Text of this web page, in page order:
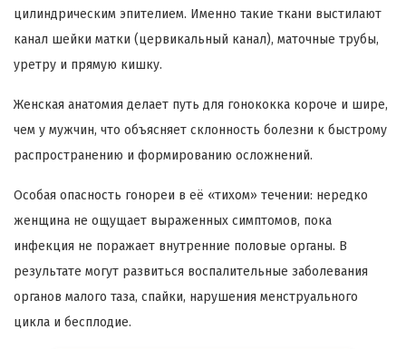
цилиндрическим эпителием. Именно такие ткани выстилают
канал шейки матки (цервикальный канал), маточные трубы,
уретру и прямую кишку.
Женская анатомия делает путь для гонококка короче и шире,
чем у мужчин, что объясняет склонность болезни к быстрому
распространению и формированию осложнений.
Особая опасность гонореи в её «тихом» течении: нередко
женщина не ощущает выраженных симптомов, пока
инфекция не поражает внутренние половые органы. В
результате могут развиться воспалительные заболевания
органов малого таза, спайки, нарушения менструального
цикла и бесплодие.